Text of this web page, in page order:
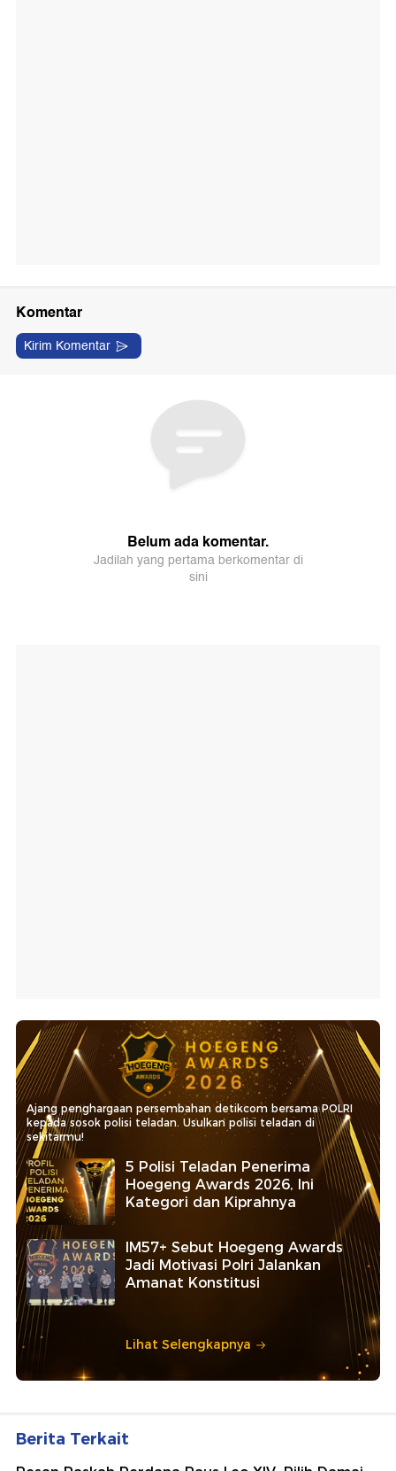
Ajang penghargaan persembahan detikcom bersama POLRI
kepada sosok polisi teladan. Usulkan polisi teladan di
sekitarmu!
5 Polisi Teladan Penerima
Hoegeng Awards 2026, Ini
Kategori dan Kiprahnya
IM57+ Sebut Hoegeng Awards
Jadi Motivasi Polri Jalankan
Amanat Konstitusi
Lihat Selengkapnya
Berita Terkait